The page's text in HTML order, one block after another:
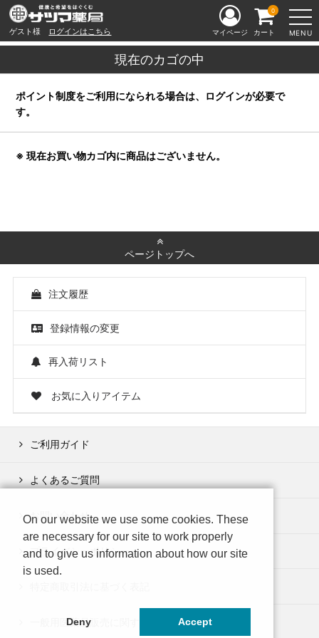
ゲスト様 ログインはこちら MENU
マイページ カート
0
現在のカゴの中
ポイント制度をご利用になられる場合は、ログインが必要で
す。
※ 現在お買い物カゴ内に商品はございません。
ページトップへ
注文履歴
登録情報の変更
再入荷リスト
お気に入りアイテム
ご利用ガイド
よくあるご質問
お問い合わせ
プライバシーポリシー
一般用医薬品販売に関する制度の表示事項
On our website we use some cookies. These
are necessary for our site to work properly
and to give us information about how our site
is used.
Deny Accept